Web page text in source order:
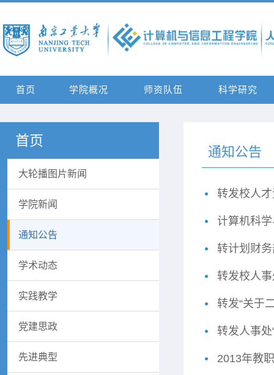
首页 学院概况 师资队伍 科学研究
首页
大轮播图片新闻
学院新闻
通知公告
学术动态
实践教学
党建思政
先进典型
通知公告
转发校人
计算机科
转计划财务
转发校人
转发“关于
转发人事
2013年教